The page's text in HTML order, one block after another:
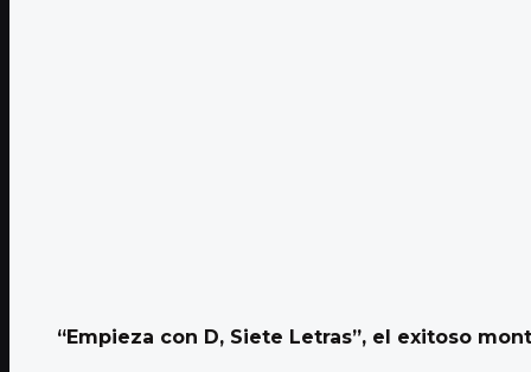
“Empieza con D, Siete Letras”, el exitoso